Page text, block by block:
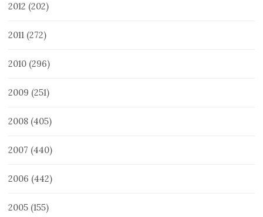
2012 (202)
2011 (272)
2010 (296)
2009 (251)
2008 (405)
2007 (440)
2006 (442)
2005 (155)